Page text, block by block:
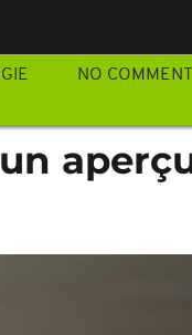
NO COMMENT